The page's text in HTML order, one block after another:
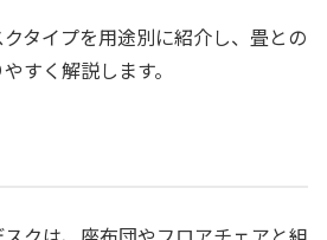
タイプを用途別に紹介し、畳との
すく解説します。